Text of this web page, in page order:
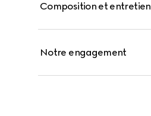
Composition et entretien
Notre engagement